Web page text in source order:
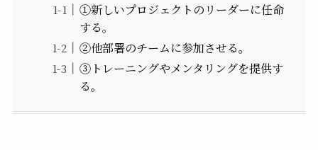
①新しいプロジェクトのリーダーに任命
する。
②他部署のチームに参加させる。
③トレーニングやメンタリングを提供す
る。